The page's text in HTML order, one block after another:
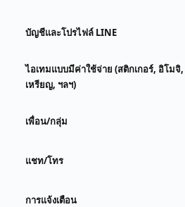
บัญชีและโปรไฟล์ LINE
ไอเทมแบบมีค่าใช้จ่าย (สติกเกอร์, อิโมจิ,
เหรียญ, ฯลฯ)
เพื่อน/กลุ่ม
แชท/โทร
การแจ้งเตือน